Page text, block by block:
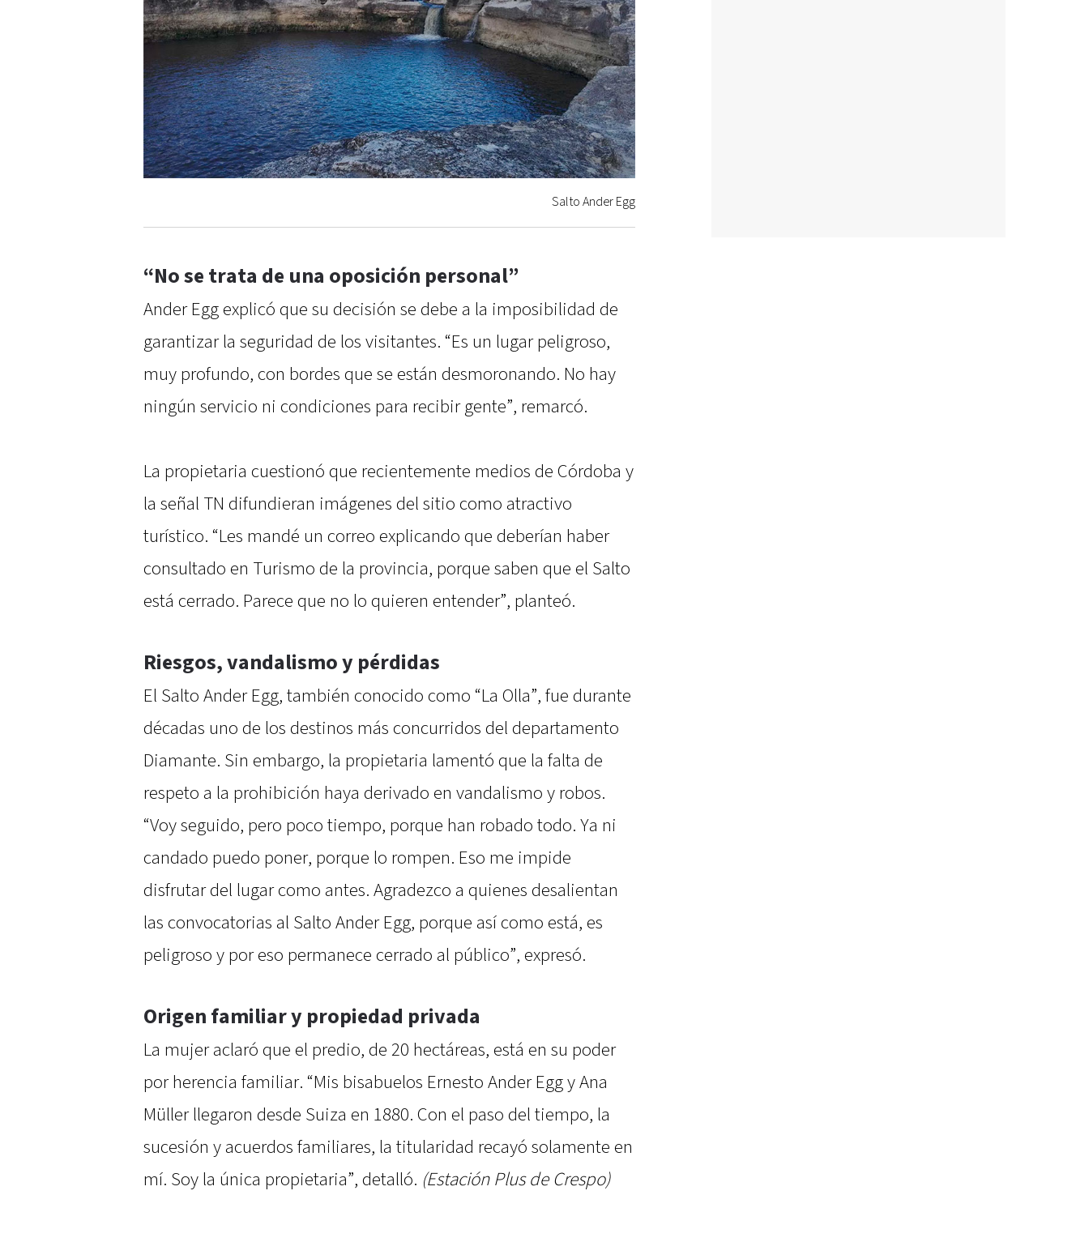
Salto Ander Egg
“No se trata de una oposición personal”
Ander Egg explicó que su decisión se debe a la imposibilidad de
garantizar la seguridad de los visitantes. “Es un lugar peligroso,
muy profundo, con bordes que se están desmoronando. No hay
ningún servicio ni condiciones para recibir gente”, remarcó.
La propietaria cuestionó que recientemente medios de Córdoba y
la señal TN difundieran imágenes del sitio como atractivo
turístico. “Les mandé un correo explicando que deberían haber
consultado en Turismo de la provincia, porque saben que el Salto
está cerrado. Parece que no lo quieren entender”, planteó.
Riesgos, vandalismo y pérdidas
El Salto Ander Egg, también conocido como “La Olla”, fue durante
décadas uno de los destinos más concurridos del departamento
Diamante. Sin embargo, la propietaria lamentó que la falta de
respeto a la prohibición haya derivado en vandalismo y robos.
“Voy seguido, pero poco tiempo, porque han robado todo. Ya ni
candado puedo poner, porque lo rompen. Eso me impide
disfrutar del lugar como antes. Agradezco a quienes desalientan
las convocatorias al Salto Ander Egg, porque así como está, es
peligroso y por eso permanece cerrado al público”, expresó.
Origen familiar y propiedad privada
La mujer aclaró que el predio, de 20 hectáreas, está en su poder
por herencia familiar. “Mis bisabuelos Ernesto Ander Egg y Ana
Müller llegaron desde Suiza en 1880. Con el paso del tiempo, la
sucesión y acuerdos familiares, la titularidad recayó solamente en
mí. Soy la única propietaria”, detalló. (Estación Plus de Crespo)